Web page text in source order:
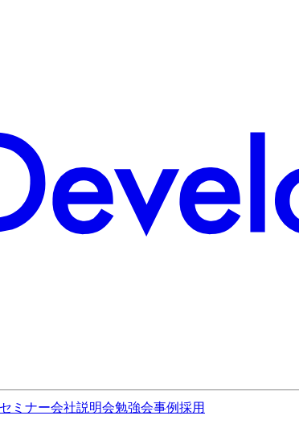
セミナー会社説明会勉強会事例採用